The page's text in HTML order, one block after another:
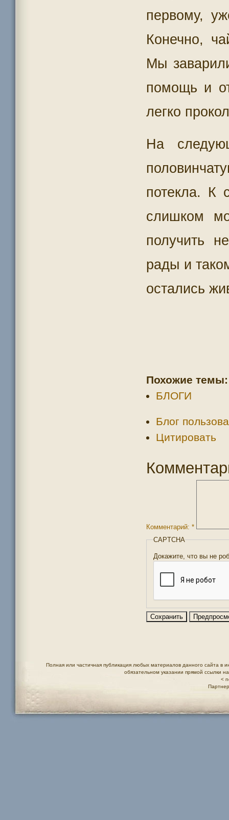
первому,
Конечно,
Мы
помощь и
легко
На
потекла. К
слишком
получить
рады и
остались
Похожие темы:
БЛОГИ
Блог
Цитировать
Комментарий: *
CAPTCHA
Докажите, что вы не
Полная или частичная публикация любых материалов данного сайта в
обязательном указании прямой ссылки
<